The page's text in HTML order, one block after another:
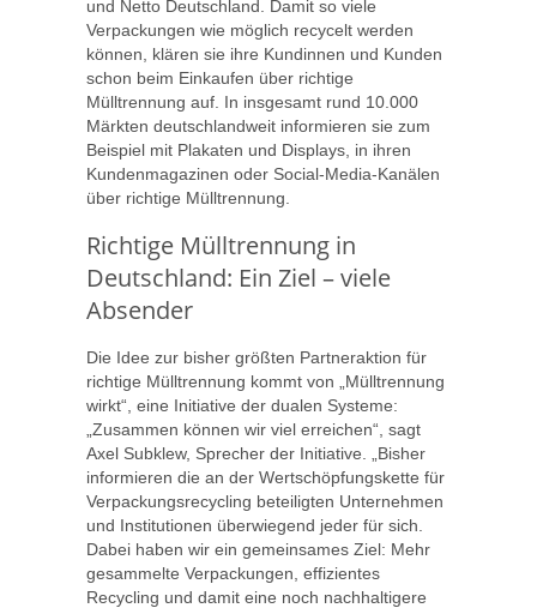
und Netto Deutschland. Damit so viele
Verpackungen wie möglich recycelt werden
können, klären sie ihre Kundinnen und Kunden
schon beim Einkaufen über richtige
Mülltrennung auf. In insgesamt rund 10.000
Märkten deutschlandweit informieren sie zum
Beispiel mit Plakaten und Displays, in ihren
Kundenmagazinen oder Social-Media-Kanälen
über richtige Mülltrennung.
Richtige Mülltrennung in
Deutschland: Ein Ziel – viele
Absender
Die Idee zur bisher größten Partneraktion für
richtige Mülltrennung kommt von „Mülltrennung
wirkt“, eine Initiative der dualen Systeme:
„Zusammen können wir viel erreichen“, sagt
Axel Subklew, Sprecher der Initiative. „Bisher
informieren die an der Wertschöpfungskette für
Verpackungsrecycling beteiligten Unternehmen
und Institutionen überwiegend jeder für sich.
Dabei haben wir ein gemeinsames Ziel: Mehr
gesammelte Verpackungen, effizientes
Recycling und damit eine noch nachhaltigere